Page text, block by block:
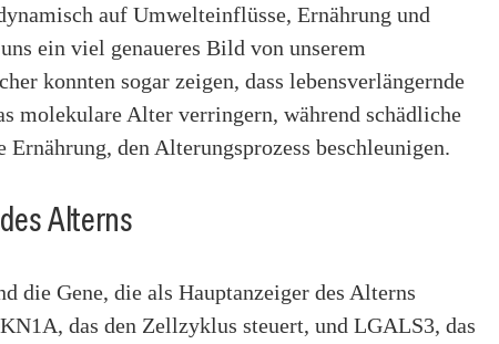
auf Umwelteinflüsse, Ernährung und
ein viel genaueres Bild von unserem
konnten sogar zeigen, dass lebensverlängernde
molekulare Alter verringern, während schädliche
Ernährung, den Alterungsprozess beschleunigen.
Alterns
die Gene, die als Hauptanzeiger des Alterns
das den Zellzyklus steuert, und LGALS3, das